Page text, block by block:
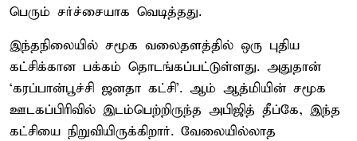
பெரும் சர்ச்சையாக வெடித்தது.
இந்தநிலையில் சமூக வலைதளத்தில் ஒரு புதிய
கட்சிக்கான பக்கம் தொடங்கப்பட்டுள்ளது. அதுதான்
‘கரப்பான்பூச்சி ஜனதா கட்சி'. ஆம் ஆத்மியின் சமூக
ஊடகப்பிரிவில் இடம்பெற்றிருந்த அபிஜித் தீப்கே, இந்த
கட்சியை நிறுவியிருக்கிறார். வேலையில்லாத